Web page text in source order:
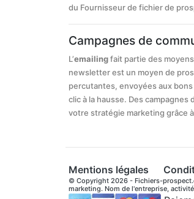
du Fournisseur de fichier de
Campagnes de
L’emailingfait partie des
newsletter est un moyen de
percutantes, envoyées aux
clic à la hausse. Des
votre stratégie marketing grâce
Mentions légales
© Copyright 2026 - Fichiers-
marketing. Nom de l'entreprise,